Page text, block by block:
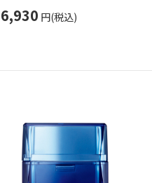
6,930 円(税込)